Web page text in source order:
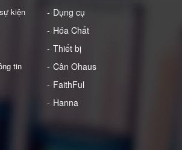
kiện
tin
Dụng cụ
Hóa Chất
Thiết bị
Cân Ohaus
FaithFul
Hanna